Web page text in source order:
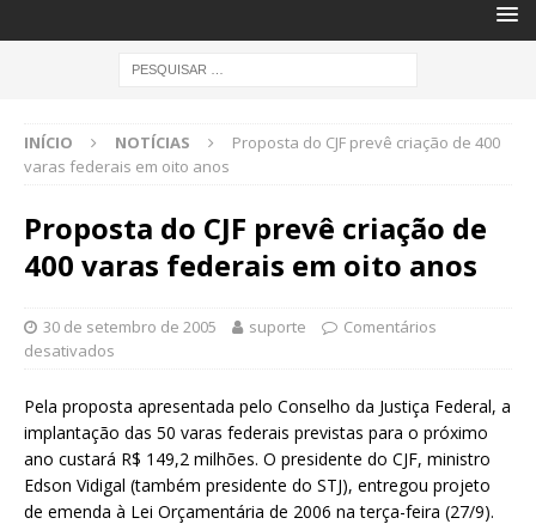
INÍCIO NOTÍCIAS
Proposta do CJF prevê criação de 400
varas federais em oito anos
Proposta do CJF prevê criação de
400 varas federais em oito anos
30 de setembro de 2005 suporte
Comentários
desativados
Pela proposta apresentada pelo Conselho da Justiça Federal, a
implantação das 50 varas federais previstas para o próximo
ano custará R$ 149,2 milhões. O presidente do CJF, ministro
Edson Vidigal (também presidente do STJ), entregou projeto
de emenda à Lei Orçamentária de 2006 na terça-feira (27/9).